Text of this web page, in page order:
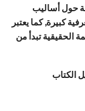
حول أساليب
كبيرة, كما يعتبر
الحقيقية تبدأ من
الكتاب